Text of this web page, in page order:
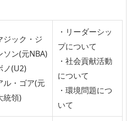
ジック・ジ
ソン(元NBA)
ノ(U2)
ル・ゴア(元
統領)
・リーダーシッ
プについて
・社会貢献活動
について
・環境問題につ
いて